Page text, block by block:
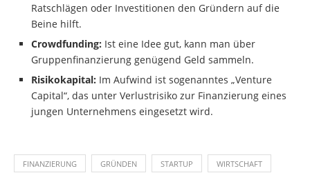
Ratschlägen oder Investitionen den Gründern auf die
Beine hilft.
Crowdfunding: Ist eine Idee gut, kann man über
Gruppenfinanzierung genügend Geld sammeln.
Risikokapital: Im Aufwind ist sogenanntes „Venture
Capital“, das unter Verlustrisiko zur Finanzierung eines
jungen Unternehmens eingesetzt wird.
FINANZIERUNG GRÜNDEN STARTUP WIRTSCHAFT